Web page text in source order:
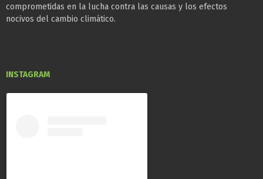
comprometidas en la lucha contra las causas y los efectos
nocivos del cambio climático.
INSTAGRAM